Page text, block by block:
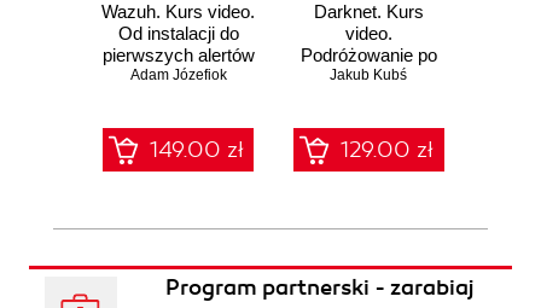
Wazuh. Kurs video.
Od instalacji do
pierwszych alertów
Adam Józefiok
149.00 zł
Darknet. Kurs
video.
Podróżowanie po
ciemnej stronie
Jakub Kubś
129.00 zł
Program partnerski - zarabiaj